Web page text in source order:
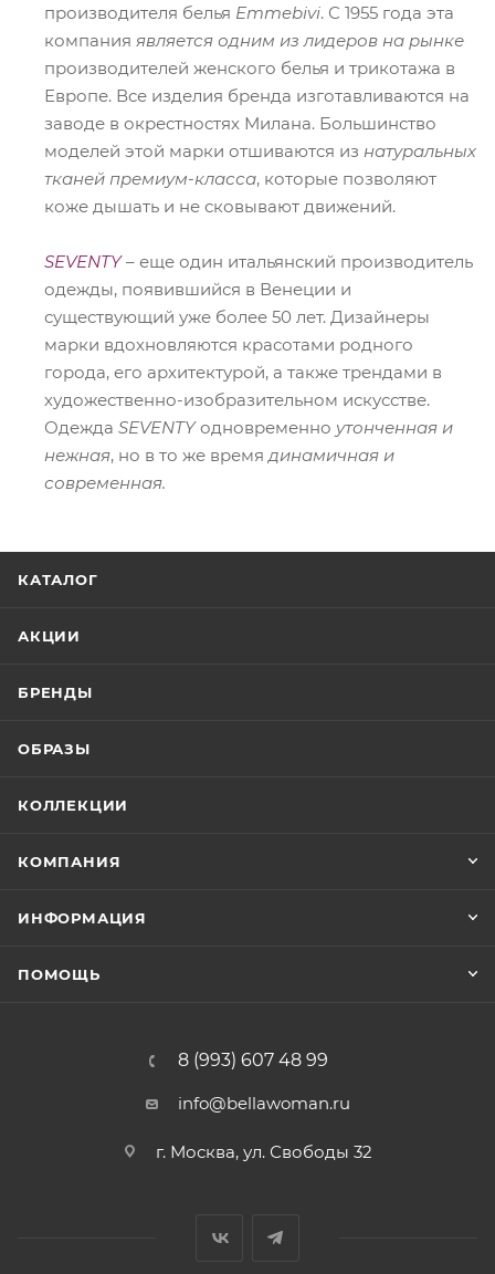
производителя белья Emmebivi. С 1955 года эта
компания является одним из лидеров на рынке
производителей женского белья и трикотажа в
Европе. Все изделия бренда изготавливаются на
заводе в окрестностях Милана. Большинство
моделей этой марки отшиваются из натуральных
тканей премиум-класса, которые позволяют
коже дышать и не сковывают движений.
SEVENTY– еще один итальянский производитель
одежды, появившийся в Венеции и
существующий уже более 50 лет. Дизайнеры
марки вдохновляются красотами родного
города, его архитектурой, а также трендами в
художественно-изобразительном искусстве.
Одежда SEVENTYодновременно утонченная и
нежная, но в то же время динамичная и
современная.
КАТАЛОГ
АКЦИИ
БРЕНДЫ
ОБРАЗЫ
КОЛЛЕКЦИИ
КОМПАНИЯ
ИНФОРМАЦИЯ
ПОМОЩЬ
8 (993) 607 48 99
info@bellawoman.ru
г. Москва, ул. Свободы 32